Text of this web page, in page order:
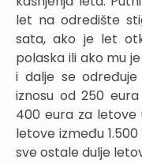
let na odredište
sata, ako je let
polaska ili ako mu
i dalje se
iznosu od 250
400 eura za letove
letove između
sve ostale dulje